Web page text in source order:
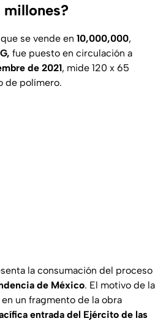
millones?
que se vende en 10,000,000,
fue puesto en circulación a
de 2021, mide 120 x 65
de polímero.
la consumación del proceso
de México. El motivo de la
un fragmento de la obra
entrada del Ejército de las